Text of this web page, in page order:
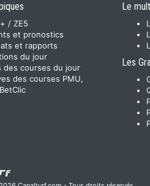
/ ZE5
et pronostics
et rapports
du jour
des courses du jour
des courses PMU,
Le
Les